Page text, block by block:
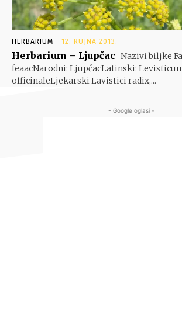
HERBARIUM 12. RUJNA 2013.
Herbarium – Ljupčac Nazivi biljke
feaacNarodni: LjupčacLatinski:
officinaleLjekarski Lavistici radix,...
- Google oglasi -